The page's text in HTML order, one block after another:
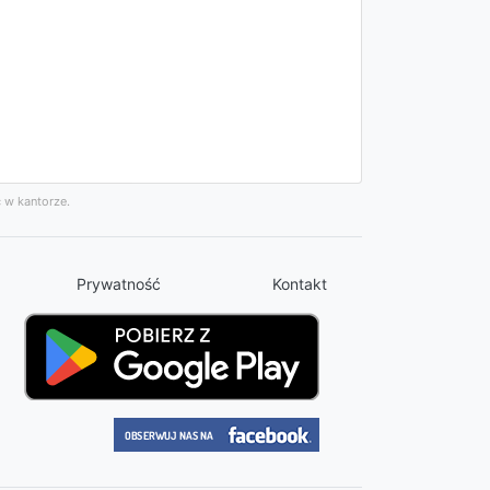
kantorze.
Prywatność Kontakt